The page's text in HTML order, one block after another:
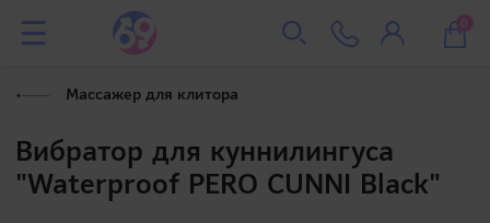
0
Массажер для клитора
Вибратор для куннилингуса
"Waterproof PERO CUNNI Black"